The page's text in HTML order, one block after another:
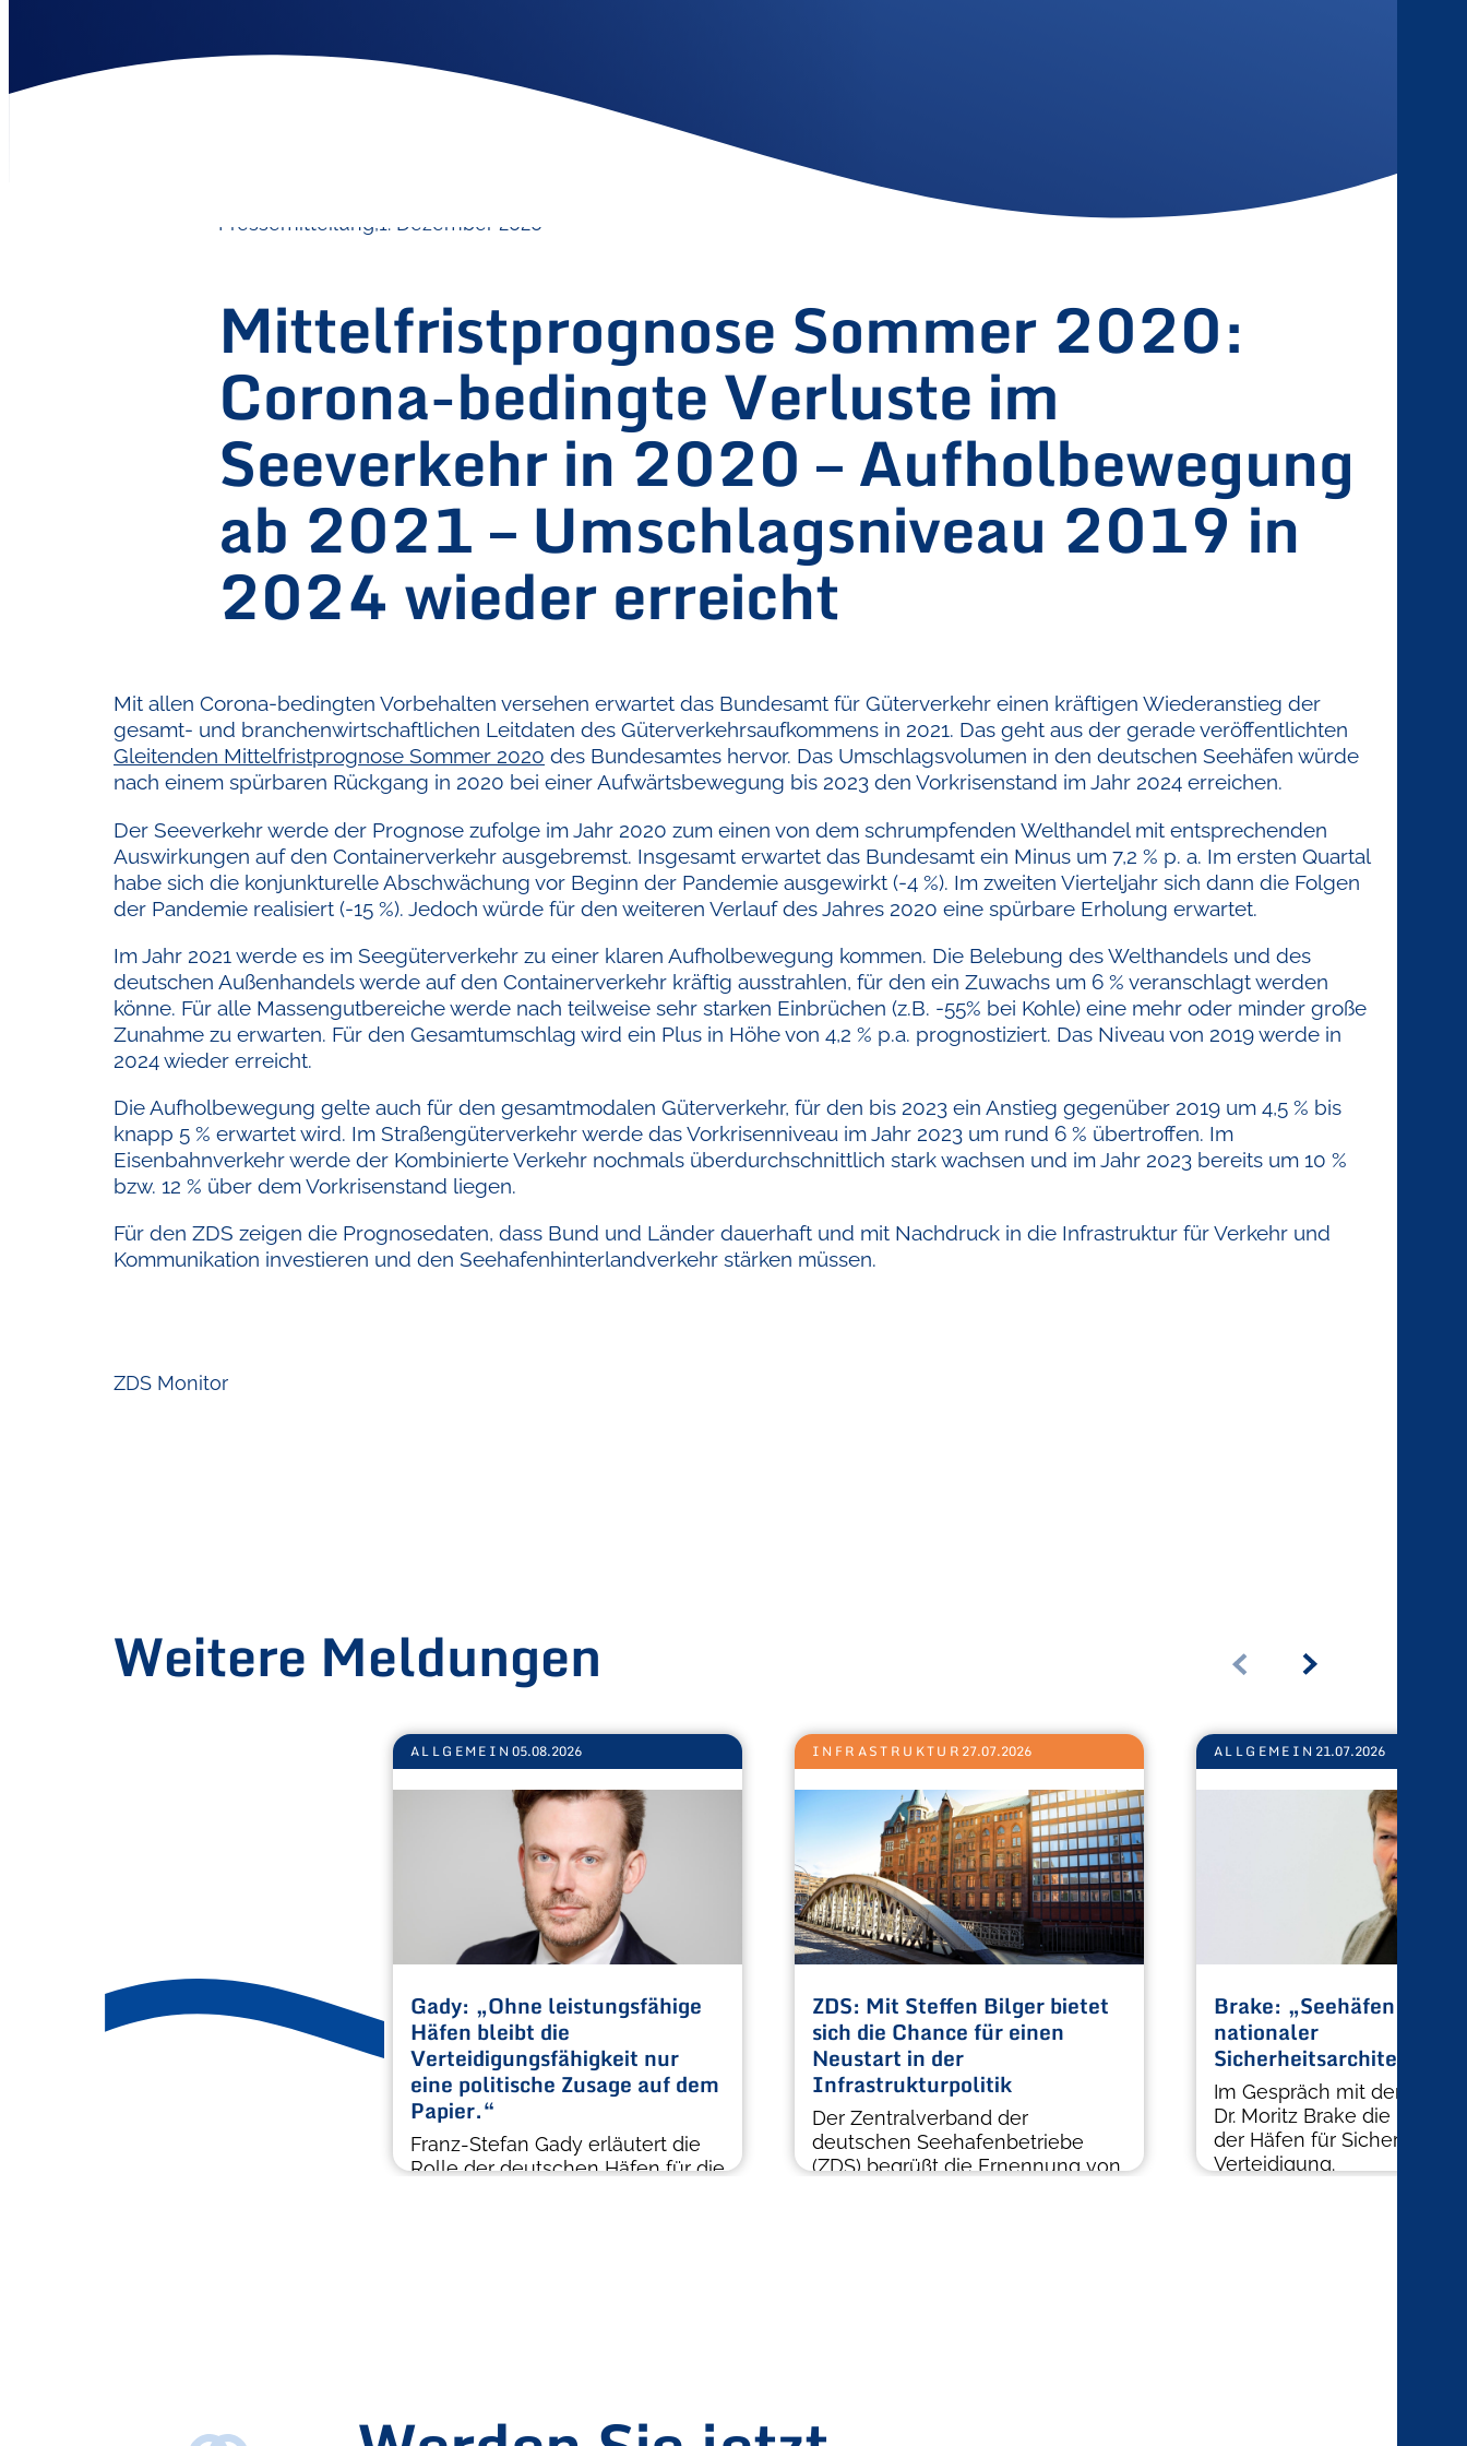
Pressemitteilung,1. Dezember 2020
Mittelfristprognose Sommer 2020:
Corona-bedingte Verluste im
Seeverkehr in 2020 – Aufholbewegung
ab 2021 – Umschlagsniveau 2019 in
2024 wieder erreicht
Mit allen Corona-bedingten Vorbehalten versehen erwartet das Bundesamt für Güterverkehr einen kräftigen Wiederanstieg der
gesamt- und branchenwirtschaftlichen Leitdaten des Güterverkehrsaufkommens in 2021. Das geht aus der gerade veröffentlichten
Gleitenden Mittelfristprognose Sommer 2020 des Bundesamtes hervor. Das Umschlagsvolumen in den deutschen Seehäfen würde
nach einem spürbaren Rückgang in 2020 bei einer Aufwärtsbewegung bis 2023 den Vorkrisenstand im Jahr 2024 erreichen.
Der Seeverkehr werde der Prognose zufolge im Jahr 2020 zum einen von dem schrumpfenden Welthandel mit entsprechenden
Auswirkungen auf den Containerverkehr ausgebremst. Insgesamt erwartet das Bundesamt ein Minus um 7,2 % p. a. Im ersten Quartal
habe sich die konjunkturelle Abschwächung vor Beginn der Pandemie ausgewirkt (-4 %). Im zweiten Vierteljahr sich dann die Folgen
der Pandemie realisiert (-15 %). Jedoch würde für den weiteren Verlauf des Jahres 2020 eine spürbare Erholung erwartet.
Im Jahr 2021 werde es im Seegüterverkehr zu einer klaren Aufholbewegung kommen. Die Belebung des Welthandels und des
deutschen Außenhandels werde auf den Containerverkehr kräftig ausstrahlen, für den ein Zuwachs um 6 % veranschlagt werden
könne. Für alle Massengutbereiche werde nach teilweise sehr starken Einbrüchen (z.B. -55% bei Kohle) eine mehr oder minder große
Zunahme zu erwarten. Für den Gesamtumschlag wird ein Plus in Höhe von 4,2 % p.a. prognostiziert. Das Niveau von 2019 werde in
2024 wieder erreicht.
Die Aufholbewegung gelte auch für den gesamtmodalen Güterverkehr, für den bis 2023 ein Anstieg gegenüber 2019 um 4,5 % bis
knapp 5 % erwartet wird. Im Straßengüterverkehr werde das Vorkrisenniveau im Jahr 2023 um rund 6 % übertroffen. Im
Eisenbahnverkehr werde der Kombinierte Verkehr nochmals überdurchschnittlich stark wachsen und im Jahr 2023 bereits um 10 %
bzw. 12 % über dem Vorkrisenstand liegen.
Für den ZDS zeigen die Prognosedaten, dass Bund und Länder dauerhaft und mit Nachdruck in die Infrastruktur für Verkehr und
Kommunikation investieren und den Seehafenhinterlandverkehr stärken müssen.
ZDS Monitor
Weitere Meldungen
ALLGEMEIN 05.08.2026
Gady: „Ohne leistungsfähige
Häfen bleibt die
Verteidigungsfähigkeit nur
eine politische Zusage auf dem
Papier.“
Franz-Stefan Gady erläutert die
Rolle der deutschen Häfen für die
INFRASTRUKTUR 27.07.2026
ZDS: Mit Steffen Bilger bietet
sich die Chance für einen
Neustart in der
Infrastrukturpolitik
Der Zentralverband der
deutschen Seehafenbetriebe
(ZDS) begrüßt die Ernennung von
ALLGEMEIN 21.07.2026
Brake: „Seehäfen sind
nationaler
Sicherheitsarchitektur.“
Im Gespräch mit dem ZDS
Dr. Moritz Brake die
der Häfen für Sicherheit
Verteidigung.